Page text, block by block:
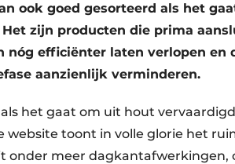
ook goed gesorteerd als het
zijn producten die prima
nóg efficiënter laten verlopen en
aanzienlijk verminderen.
het gaat om uit hout
website toont in volle glorie het
onder meer dagkantafwerkingen,